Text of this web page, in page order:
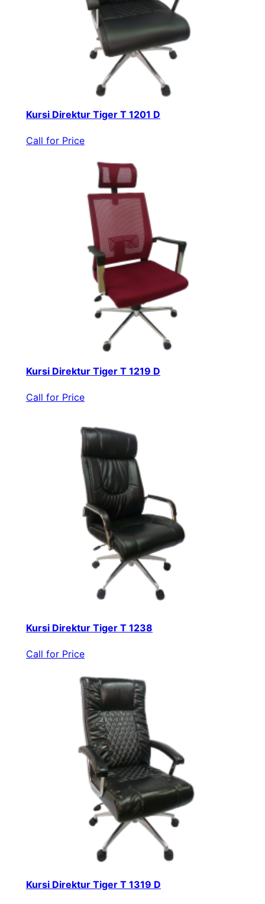
Kursi Direktur Tiger T 1201 D
Call for Price
Kursi Direktur Tiger T 1219 D
Call for Price
Kursi Direktur Tiger T 1238
Call for Price
Kursi Direktur Tiger T 1319 D